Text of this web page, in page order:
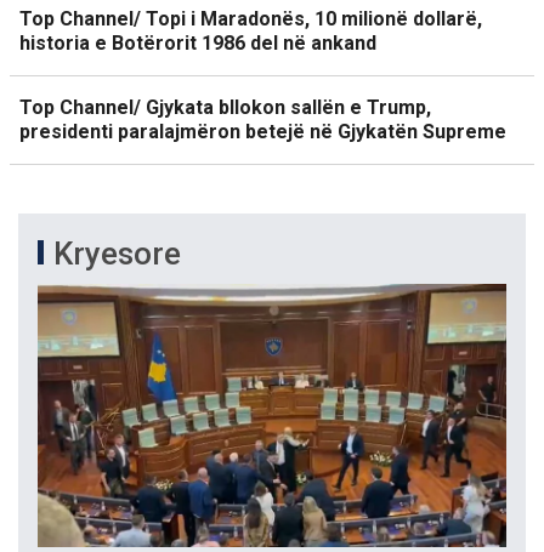
Top Channel/ Topi i Maradonës, 10 milionë dollarë,
historia e Botërorit 1986 del në ankand
Top Channel/ Gjykata bllokon sallën e Trump,
presidenti paralajmëron betejë në Gjykatën Supreme
Kryesore